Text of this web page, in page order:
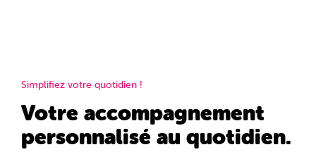
Simplifiez votre quotidien !
Votre accompagnement
personnalisé au quotidien.